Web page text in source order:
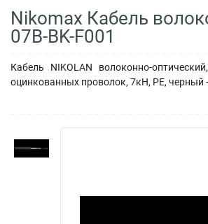
Nikomax Кабель
07B-BK-F001
Кабель NIKOLAN волоконно-
оцинкованных проволок, 7кН, PE, черный